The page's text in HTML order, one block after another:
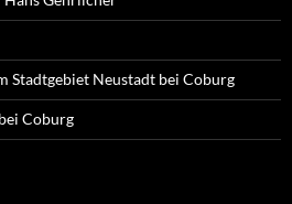
Stadtgebiet Neustadt bei Coburg
Coburg